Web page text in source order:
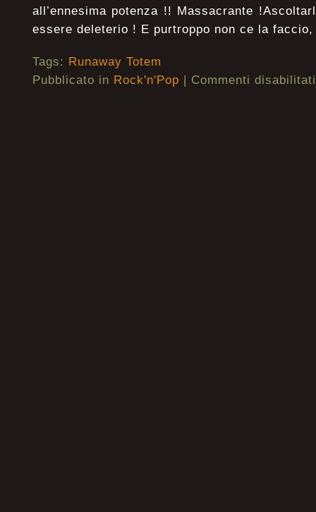
all’ennesima potenza !! Massacrante
essere deleterio ! E purtroppo non ce la
Tags: Runaway Totem
Pubblicato in Rock'n'Pop | Commenti disabilitati